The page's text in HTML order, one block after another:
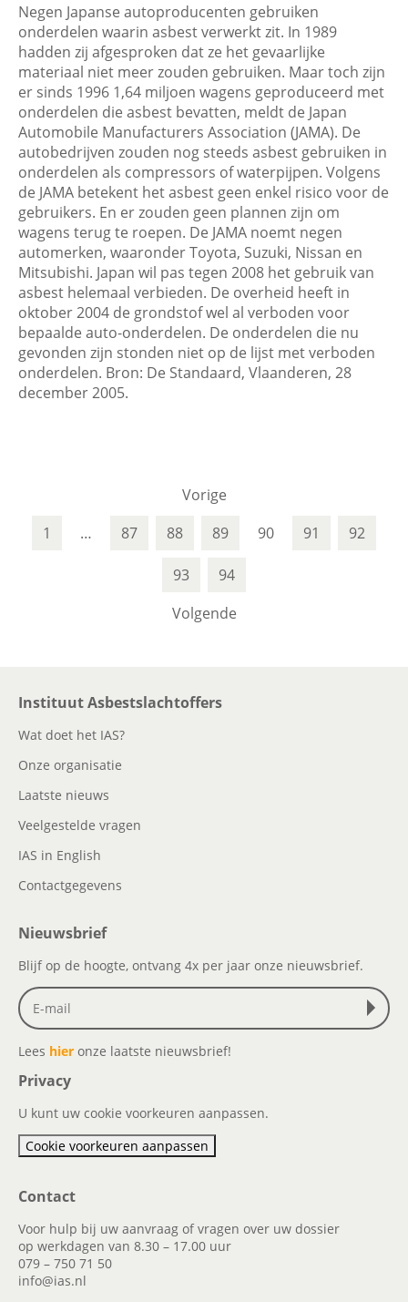
Negen Japanse autoproducenten gebruiken
onderdelen waarin asbest verwerkt zit. In 1989
hadden zij afgesproken dat ze het gevaarlijke
materiaal niet meer zouden gebruiken. Maar toch zijn
er sinds 1996 1,64 miljoen wagens geproduceerd met
onderdelen die asbest bevatten, meldt de Japan
Automobile Manufacturers Association (JAMA). De
autobedrijven zouden nog steeds asbest gebruiken in
onderdelen als compressors of waterpijpen. Volgens
de JAMA betekent het asbest geen enkel risico voor de
gebruikers. En er zouden geen plannen zijn om
wagens terug te roepen. De JAMA noemt negen
automerken, waaronder Toyota, Suzuki, Nissan en
Mitsubishi. Japan wil pas tegen 2008 het gebruik van
asbest helemaal verbieden. De overheid heeft in
oktober 2004 de grondstof wel al verboden voor
bepaalde auto-onderdelen. De onderdelen die nu
gevonden zijn stonden niet op de lijst met verboden
onderdelen. Bron: De Standaard, Vlaanderen, 28
december 2005.
Vorige
1
… 87 88 89 90 91 92
93
94
Volgende
Instituut Asbestslachtoffers
Wat doet het IAS?
Onze organisatie
Laatste nieuws
Veelgestelde vragen
IAS in English
Contactgegevens
Nieuwsbrief
Blijf op de hoogte, ontvang 4x per jaar onze nieuwsbrief.
Lees hier onze laatste nieuwsbrief!
Privacy
U kunt uw cookie voorkeuren aanpassen.
Cookie voorkeuren aanpassen
Contact
Voor hulp bij uw aanvraag of vragen over uw dossier
op werkdagen van 8.30 – 17.00 uur
079 – 750 71 50
info@ias.nl